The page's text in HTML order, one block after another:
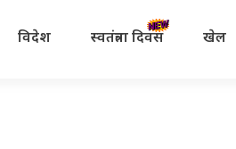
विदेश स्वतंत्रता दिवस खेल